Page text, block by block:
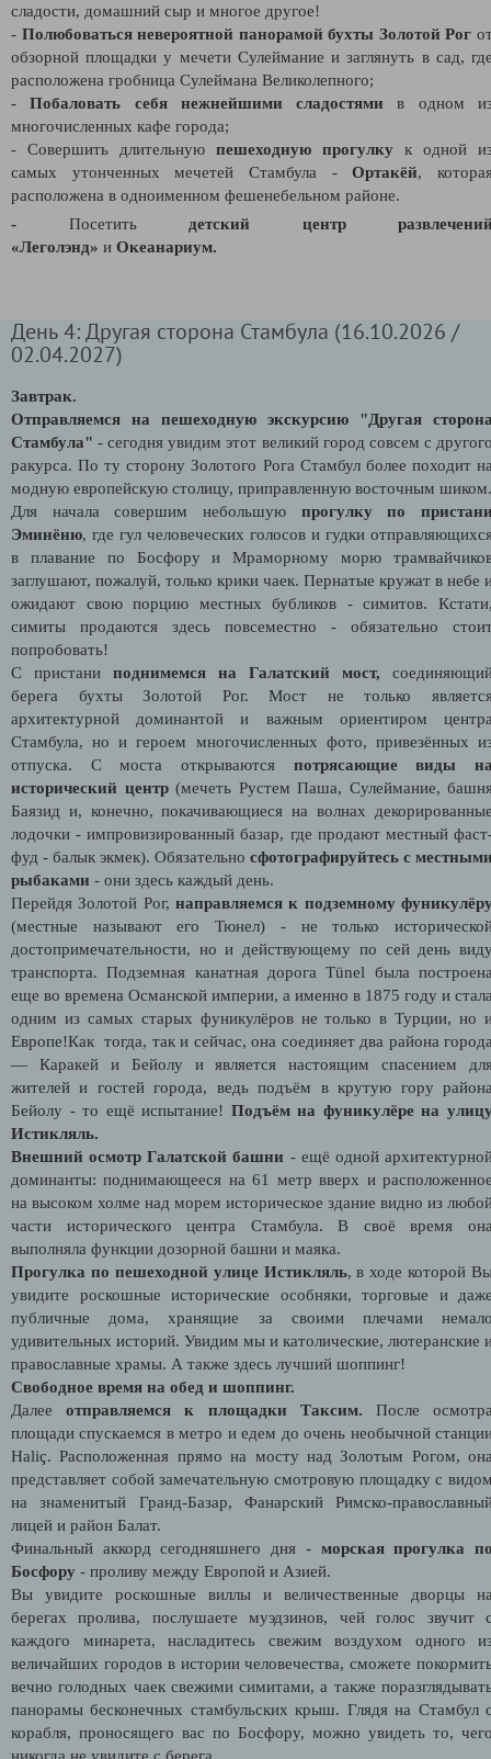
сладости, домашний сыр и многое другое!
- Полюбоваться невероятной панорамой бухты Золотой Рог
обзорной площадки у мечети Сулеймание и заглянуть в сад,
расположена гробница Сулеймана Великолепного;
-Побаловать себя нежнейшими сладостями в одном
многочисленных кафе города;
- Совершить длительную пешеходную прогулку к одной
самых утонченных мечетей Стамбула -Ортакёй,
расположена в одноименном фешенебельном районе.
- Посетить детский центр
«Леголэнд» и Океанариум.
День 4: Другая сторона Стамбула (16.10.2026 /
02.04.2027)
Завтрак.
Отправляемся на пешеходную экскурсию "Другая
Стамбула" - сегодня увидим этот великий город совсем с
ракурса. По ту сторону Золотого Рога Стамбул более походит
модную европейскую столицу, приправленную восточным шиком.
Для начала совершим небольшую прогулку по
Эминёню, где гул человеческих голосов и гудки
в плавание по Босфору и Мраморному морю
заглушают, пожалуй, только крики чаек. Пернатые кружат в небе
ожидают свою порцию местных бубликов - симитов.
симиты продаются здесь повсеместно - обязательно
попробовать!
С пристани поднимемся на Галатский мост,
берега бухты Золотой Рог. Мост не только
архитектурной доминантой и важным ориентиром
Стамбула, но и героем многочисленных фото, привезённых
отпуска. С моста открываются потрясающие виды
исторический центр(мечеть Рустем Паша, Сулеймание,
Баязид и, конечно, покачивающиеся на волнах
лодочки - импровизированный базар, где продают местный
фуд - балык экмек). Обязательно сфотографируйтесь с
рыбаками - они здесь каждый день.
Перейдя Золотой Рог, направляемся к подземному
(местные называют его Тюнел) - не только
достопримечательности, но и действующему по сей день
транспорта. Подземная канатная дорога Tünel была
еще во времена Османской империи, а именно в 1875 году и
одним из самых старых фуникулёров не только в Турции, но
Европе!Как тогда, так и сейчас, она соединяет два района
— Каракей и Бейолу и является настоящим спасением
жителей и гостей города, ведь подъём в крутую гору
Бейолу - то ещё испытание! Подъём на фуникулёре на
Истикляль.
Внешний осмотр Галатской башни - ещё одной
доминанты: поднимающееся на 61 метр вверх и
на высоком холме над морем историческое здание видно из
части исторического центра Стамбула. В своё время
выполняла функции дозорной башни и маяка.
Прогулка по пешеходной улице Истикляль, в ходе которой
увидите роскошные исторические особняки, торговые и
публичные дома, хранящие за своими плечами
удивительных историй. Увидим мы и католические, лютеранские
православные храмы. А также здесь лучший шоппинг!
Свободное время на обед и шоппинг.
Далееотправляемся к площадки Таксим. После
площади спускаемся в метро и едем до очень необычной
Haliç. Расположенная прямо на мосту над Золотым Рогом,
представляет собой замечательную смотровую площадку с
на знаменитый Гранд-Базар, Фанарский Римско-
лицей и район Балат.
Финальный аккорд сегодняшнего дня - морская прогулка
Босфору - проливу между Европой и Азией.
Вы увидите роскошные виллы и величественные дворцы
берегах пролива, послушаете муэдзинов, чей голос звучит
каждого минарета, насладитесь свежим воздухом одного
величайших городов в истории человечества, сможете
вечно голодных чаек свежими симитами, а также
панорамы бесконечных стамбульских крыш. Глядя на Стамбул
корабля, проносящего вас по Босфору, можно увидеть то,
никогда не увидите с берега.